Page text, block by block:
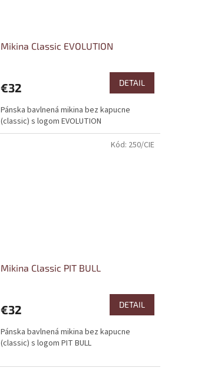
Mikina Classic EVOLUTION
€32 DETAIL
Pánska bavlnená mikina bez kapucne
(classic) s logom EVOLUTION
Mikina Classic PIT BULL
€32 DETAIL
Pánska bavlnená mikina bez kapucne
(classic) s logom PIT BULL
Kód: 250/CIE